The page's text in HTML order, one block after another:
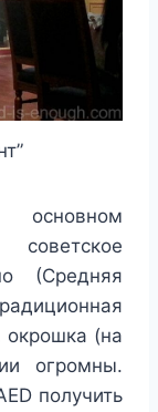
основном
(Средняя
окрошка (на
огромны.
получить